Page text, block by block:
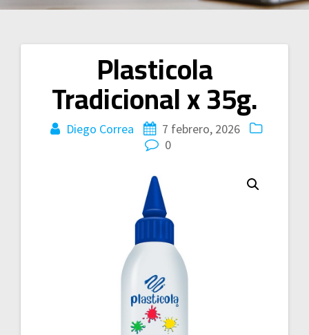
Plasticola
Tradicional x 35g.
Diego Correa
7 febrero, 2026
0
Navegación
entradas